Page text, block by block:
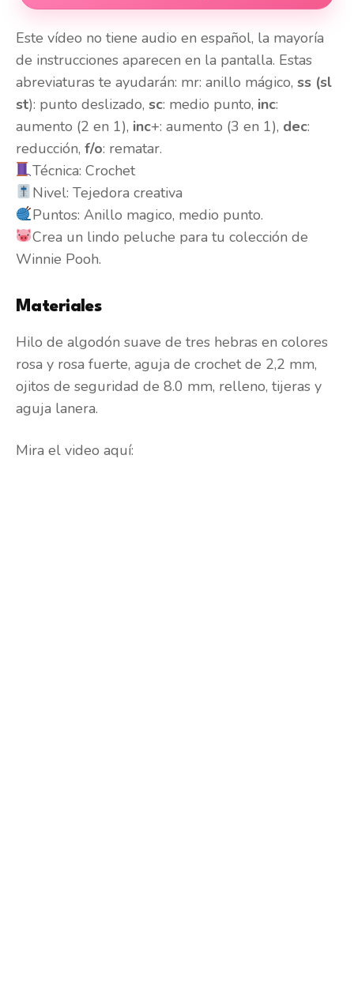
Este vídeo no tiene audio en español, la mayoría
de instrucciones aparecen en la pantalla. Estas
abreviaturas te ayudarán: mr: anillo mágico, ss (sl
st): punto deslizado, sc: medio punto, inc:
aumento (2 en 1), inc+: aumento (3 en 1), dec:
reducción, f/o: rematar.
Técnica: Crochet
Nivel: Tejedora creativa
Puntos: Anillo magico, medio punto.
Crea un lindo peluche para tu colección de
Winnie Pooh.
Materiales
Hilo de algodón suave de tres hebras en colores
rosa y rosa fuerte, aguja de crochet de 2,2 mm,
ojitos de seguridad de 8.0 mm, relleno, tijeras y
aguja lanera.
Mira el video aquí: